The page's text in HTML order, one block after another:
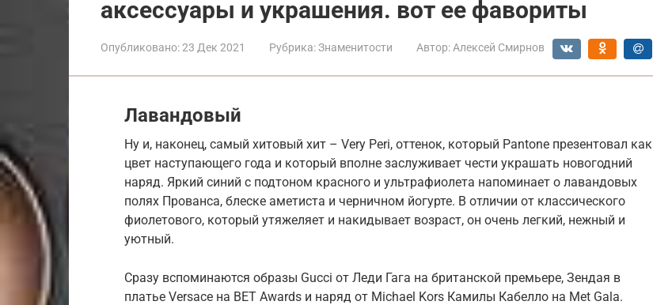
аксессуары и украшения. вот ее фавориты
Опубликовано:23 Дек 2021 Рубрика:Знаменитости Автор: Алексей Смирнов
Лавандовый
Ну и, наконец, самый хитовый хит – Very Peri, оттенок, который Pantone презентовал как
цвет наступающего года и который вполне заслуживает чести украшать новогодний
наряд. Яркий синий с подтоном красного и ультрафиолета напоминает о лавандовых
полях Прованса, блеске аметиста и черничном йогурте. В отличии от классического
фиолетового, который утяжеляет и накидывает возраст, он очень легкий, нежный и
уютный.
Сразу вспоминаются образы Gucci от Леди Гага на британской премьере, Зендая в
платье Versace на BET Awards и наряд от Michael Kors Камилы Кабелло на Met Gala.